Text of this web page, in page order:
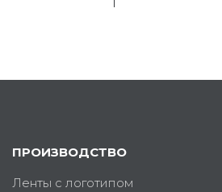
ПРОИЗВОДСТВО
Ленты с логотипом